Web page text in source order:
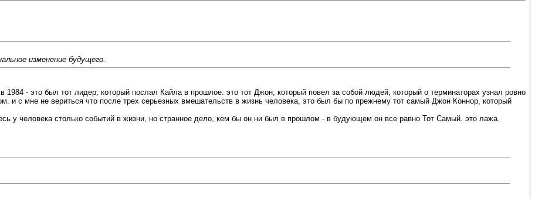
изменение будущего.
- это был тот лидер, который послал Кайла в прошлое. это тот Джон, который повел за собой людей, который о терминаторах узнал ровно
и с мне не вериться что после трех серьезных вмешательств в жизнь человека, это был бы по прежнему тот самый Джон Коннор, который
у человека столько событий в жизни, но странное дело, кем бы он ни был в прошлом - в будующем он все равно Тот Самый. это лажа.